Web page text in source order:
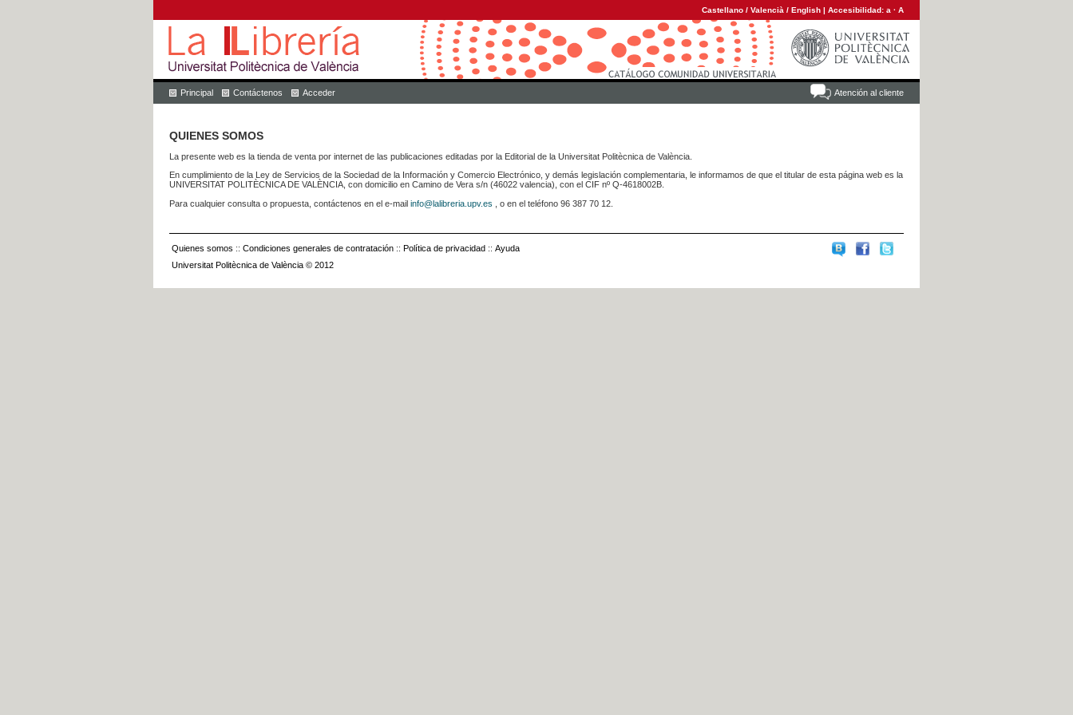
Castellano / Valencià / English | Accesibilidad: a · A
Atención al cliente
Principal Contáctenos Acceder
QUIENES SOMOS
La presente web es la tienda de venta por internet de las publicaciones editadas por la Editorial de la Universitat Politècnica de València.
En cumplimiento de la Ley de Servicios de la Sociedad de la Información y Comercio Electrónico, y demás legislación complementaria, le informamos de que el titular de esta página web es la
UNIVERSITAT POLITÈCNICA DE VALÈNCIA, con domicilio en Camino de Vera s/n (46022 valencia), con el CIF nº Q-4618002B.
Para cualquier consulta o propuesta, contáctenos en el e-mail info@lalibreria.upv.es , o en el teléfono 96 387 70 12.
Quienes somos :: Condiciones generales de contratación :: Política de privacidad :: Ayuda
Universitat Politècnica de València © 2012